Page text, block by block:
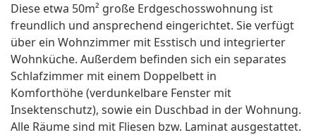
Diese etwa 50m² große Erdgeschosswohnung ist
freundlich und ansprechend eingerichtet. Sie verfügt
über ein Wohnzimmer mit Esstisch und integrierter
Wohnküche. Außerdem befinden sich ein separates
Schlafzimmer mit einem Doppelbett in
Komforthöhe (verdunkelbare Fenster mit
Insektenschutz), sowie ein Duschbad in der Wohnung.
Alle Räume sind mit Fliesen bzw. Laminat ausgestattet.